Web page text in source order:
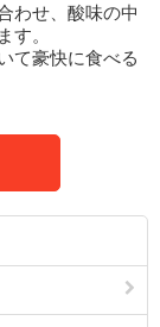
わせ、酸味の中
す。
て豪快に食べる